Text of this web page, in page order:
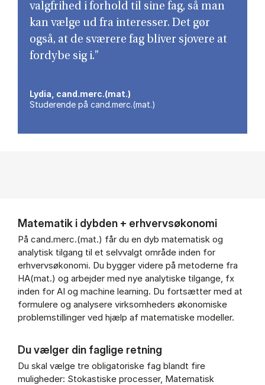
valgfrihed i forhold til sine fag, så man
kan vælge ud fra interesser. Det gør
også, at de sværere fag bliver sjovere at
fordybe sig i.”
Lydia, cand.merc.(mat.)
Studerende på cand.merc.(mat.)
Matematik i dybden + erhvervsøkonomi
På cand.merc.(mat.) får du en dyb matematisk og
analytisk tilgang til et selvvalgt område inden for
erhvervsøkonomi. Du bygger videre på metoderne fra
HA(mat.) og arbejder med nye analytiske tilgange, fx
inden for AI og machine learning. Du fortsætter med at
formulere og analysere virksomheders økonomiske
problemstillinger ved hjælp af matematiske modeller.
Du vælger din faglige retning
Du skal vælge tre obligatoriske fag blandt fire
muligheder: Stokastiske processer, Matematisk